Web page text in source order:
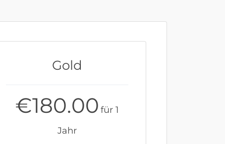
Gold
€180.00 für 1
Jahr